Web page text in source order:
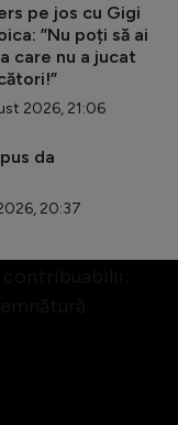
pe jos cu Gigi
”Nu poți să ai
care nu a jucat
2026, 21:06
da
20:37